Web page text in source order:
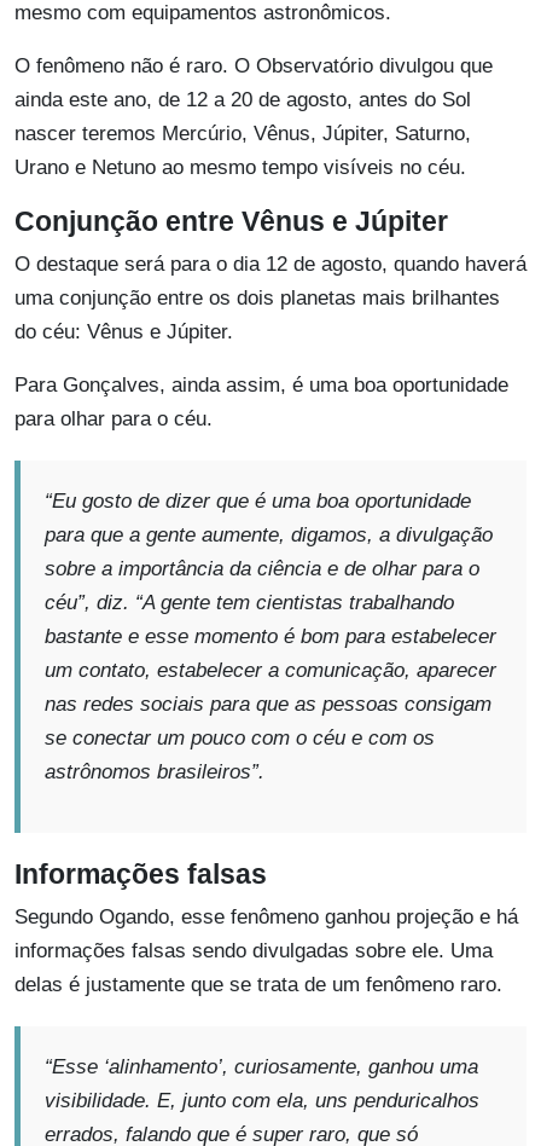
mesmo com equipamentos astronômicos.
O fenômeno não é raro. O Observatório divulgou que
ainda este ano, de 12 a 20 de agosto, antes do Sol
nascer teremos Mercúrio, Vênus, Júpiter, Saturno,
Urano e Netuno ao mesmo tempo visíveis no céu.
Conjunção entre Vênus e Júpiter
O destaque será para o dia 12 de agosto, quando haverá
uma conjunção entre os dois planetas mais brilhantes
do céu: Vênus e Júpiter.
Para Gonçalves, ainda assim, é uma boa oportunidade
para olhar para o céu.
“Eu gosto de dizer que é uma boa oportunidade
para que a gente aumente, digamos, a divulgação
sobre a importância da ciência e de olhar para o
céu”, diz. “A gente tem cientistas trabalhando
bastante e esse momento é bom para estabelecer
um contato, estabelecer a comunicação, aparecer
nas redes sociais para que as pessoas consigam
se conectar um pouco com o céu e com os
astrônomos brasileiros”.
Informações falsas
Segundo Ogando, esse fenômeno ganhou projeção e há
informações falsas sendo divulgadas sobre ele. Uma
delas é justamente que se trata de um fenômeno raro.
“Esse ‘alinhamento’, curiosamente, ganhou uma
visibilidade. E, junto com ela, uns penduricalhos
errados, falando que é super raro, que só